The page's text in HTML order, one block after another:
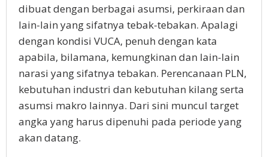
dibuat dengan berbagai asumsi, perkiraan dan
lain-lain yang sifatnya tebak-tebakan. Apalagi
dengan kondisi VUCA, penuh dengan kata
apabila, bilamana, kemungkinan dan lain-lain
narasi yang sifatnya tebakan. Perencanaan PLN,
kebutuhan industri dan kebutuhan kilang serta
asumsi makro lainnya. Dari sini muncul target
angka yang harus dipenuhi pada periode yang
akan datang.